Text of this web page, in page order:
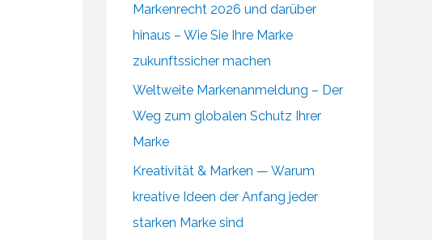
Markenrecht 2026 und darüber
hinaus – Wie Sie Ihre Marke
zukunftssicher machen
Weltweite Markenanmeldung – Der
Weg zum globalen Schutz Ihrer
Marke
Kreativität & Marken — Warum
kreative Ideen der Anfang jeder
starken Marke sind